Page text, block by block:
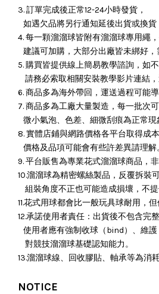
3. 訂單完成後正常12-24小時發貨，
如遇欠品將另行通知延後出貨或換貨
4. 每一顆溜溜球皆附有溜溜球專用繩
建議可加購，大部分出廠皆未綁好，
5. 購買皆提供線上簡易教學諮詢，如
請務必索取相關安裝教學影片連結
6. 商品多為海外帶回，運送過程可能
7. 商品多為工廠大量製造，每一批次
微小氣泡、色差、細微刮痕為正常現
8. 實體店鋪與網路價格各平台取得成本
價格及品項可能會有些許差異請理解
9. 平台販售為專業花式溜溜球商品，
10.溜溜球為精密螺絲製品，反覆拆裝
組裝角度不正也可能造成損壞， 不
11.花式用球都會比一般玩具球耐用，
12.承諾使用者責任：出貨後不包含完
使用者應有強制收球（bind）、維護
對競技溜溜球基礎認知能力。
13.溜溜球線、回收膠貼、軸承等為消
NOTICE